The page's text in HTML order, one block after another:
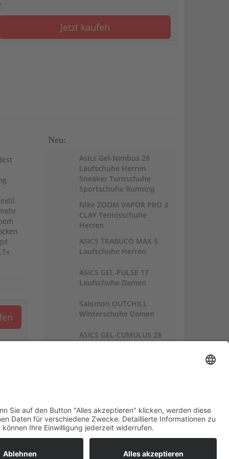
Jetzt kaufen
Neu:
Asics Gel-Nimbus 28
Laufschuhe Herren
Sneaker Turnschuhe
Sportschuhe Running
Nike ZOOM VAPOR PRO 3
CLAY Tennisschuhe
Herren
ASICS TRABUCO MAX 5
Laufschuhe Herren
ASICS GEL-PULSE 17
Laufschuhe Damen
Salomon OUTCHILL
Winterschuhe Damen
ASICS GEL-CUMULUS 28